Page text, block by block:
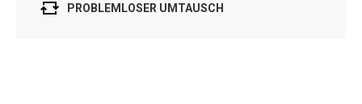
PROBLEMLOSER UMTAUSCH